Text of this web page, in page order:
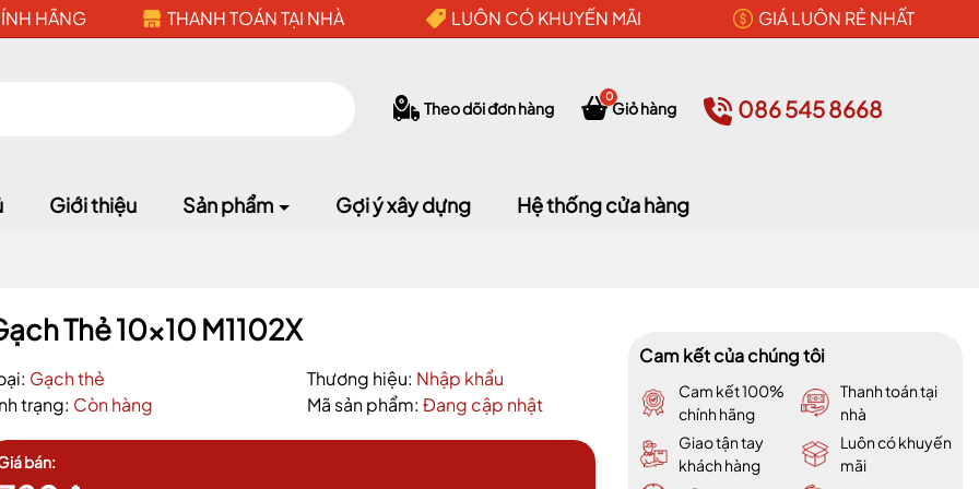
HÃNG THANH TOÁN TẠI NHÀ LUÔN CÓ KHUYẾN MÃI GIÁ LUÔN RẺ NHẤT
Theo dõi đơn hàng Giỏ hàng
0 086 545 8668
Giới thiệu Sản phẩm Gợi ý xây dựng Hệ thống cửa hàng
Thẻ 10x10 M1102X
Gạch thẻ Thương hiệu: Nhập khẩu
trạng: Còn hàng Mã sản phẩm: Đang cập nhật
bán:
Cam kết của chúng tôi
Cam kết 100%
chính hãng
Thanh toán tại
nhà
Giao tận tay
khách hàng
Luôn có khuyến
mãi
Mã giảm giá:
Ngày hết hạn:
Điều kiện: